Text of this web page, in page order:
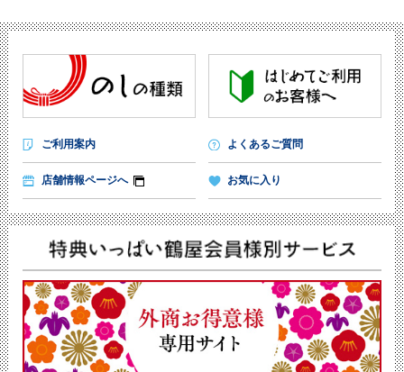
ご利用案内 よくあるご質問
店舗情報ページへ お気に入り